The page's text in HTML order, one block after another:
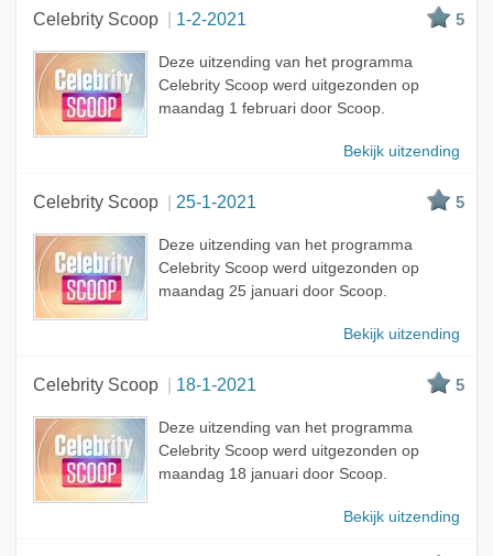
Celebrity Scoop 1-2-2021 5
Deze uitzending van het programma
Celebrity Scoop werd uitgezonden op
maandag 1 februari door Scoop.
Bekijk uitzending
Celebrity Scoop 25-1-2021 5
Deze uitzending van het programma
Celebrity Scoop werd uitgezonden op
maandag 25 januari door Scoop.
Bekijk uitzending
Celebrity Scoop 18-1-2021 5
Deze uitzending van het programma
Celebrity Scoop werd uitgezonden op
maandag 18 januari door Scoop.
Bekijk uitzending